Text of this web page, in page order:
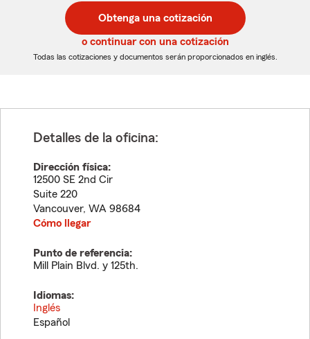
de
5
dígitos
de
5
dígitos
Obtenga una cotización
o continuar con una cotización
Todas las cotizaciones y documentos serán proporcionados en inglés.
Detalles de la oficina:
Dirección física:
12500 SE 2nd Cir
Suite 220
Vancouver, WA 98684
Cómo llegar
Punto de referencia:
Mill Plain Blvd. y 125th.
Idiomas:
Inglés
Español